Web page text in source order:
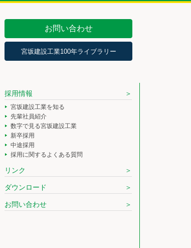
お問い合わせ
宮坂建設工業100年ライブラリー
採用情報
宮坂建設工業を知る
先輩社員紹介
数字で見る宮坂建設工業
新卒採用
中途採用
採用に関するよくある質問
リンク
ダウンロード
お問い合わせ